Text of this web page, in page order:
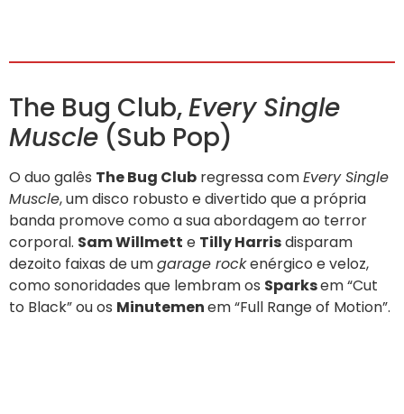
The Bug Club,Every Single
Muscle (Sub Pop)
O duo galês The Bug Club regressa comEvery Single
Muscle, um disco robusto e divertido que a própria
banda promove como a sua abordagem ao terror
corporal. Sam Willmett e Tilly Harrisdisparam
dezoito faixas de umgarage rockenérgico e veloz,
como sonoridades que lembram os Sparksem “Cut
to Black” ou os Minutemenem “Full Range of Motion”.